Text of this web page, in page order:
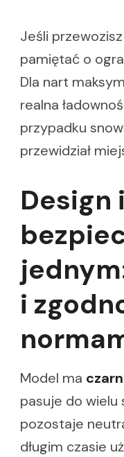
Jeśli
pamiętać o
Dla nart
realna
przypadku
przewidział
Design i
i
Model ma
pasuje do
pozostaje
długim czasie